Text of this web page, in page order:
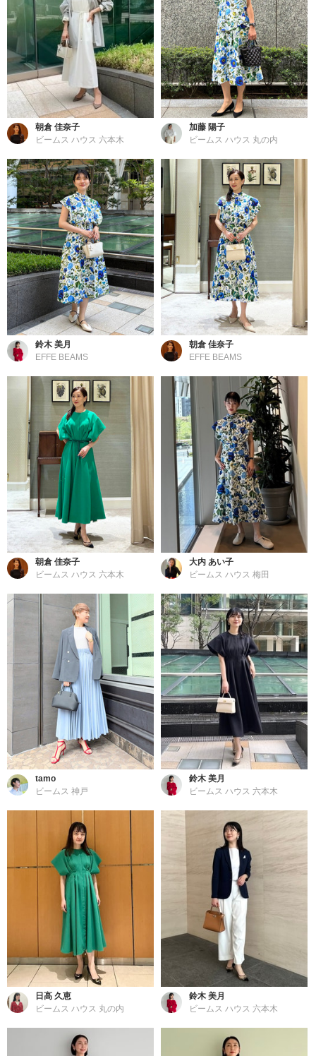
朝倉 佳奈子
ビームス ハウス 六本木
加藤 陽子
ビームス ハウス 丸の内
鈴木 美月
EFFE BEAMS
朝倉 佳奈子
EFFE BEAMS
朝倉 佳奈子
ビームス ハウス 六本木
大内 あい子
ビームス ハウス 梅田
tamo
ビームス 神戸
鈴木 美月
ビームス ハウス 六本木
日高 久恵
ビームス ハウス 丸の内
鈴木 美月
ビームス ハウス 六本木